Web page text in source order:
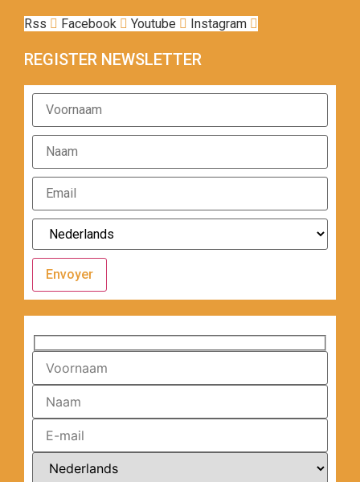
Rss Facebook Youtube Instagram
REGISTER NEWSLETTER
Envoyer